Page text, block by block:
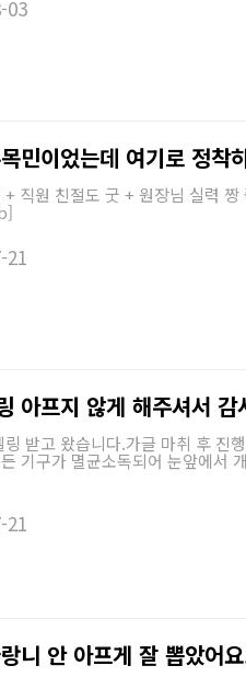
03
민이었는데 여기로 정착
+ 직원 친절도 굿 + 원장님 실력
21
아프지 않게 해주셔서 감
링 받고 왔습니다.가글 마취 후 진
기구가 멸균소독되어 눈앞에서
21
니 안 아프게 잘 뽑았어